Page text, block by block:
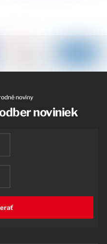
noviny
noviniek